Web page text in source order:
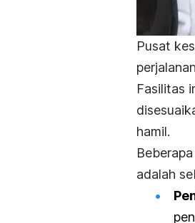
Pusat
Fasilitas
hamil.
adalah